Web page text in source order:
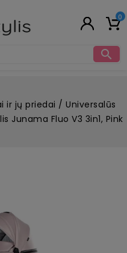
0

ir jų priedai
Universalūs
Junama Fluo V3 3in1, Pink